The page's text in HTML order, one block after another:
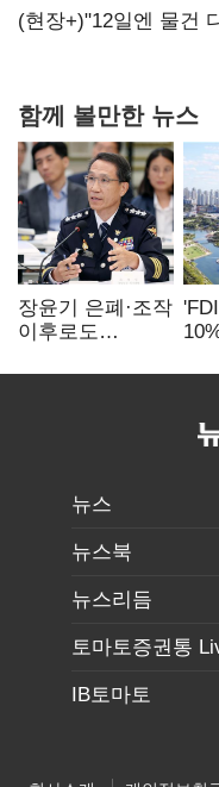
숙제
(현장+)"12일엔 물건
함께 볼만한 뉴스
장윤기 은폐·조작
이후로도
내부비위…경찰
인
뉴스
뉴스북
뉴스리듬
토마토증권통
IB토마토